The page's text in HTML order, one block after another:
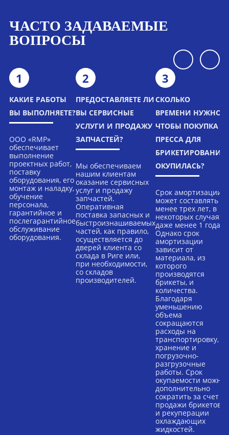
ЧАСТО ЗАДАВАЕМЫЕ
ВОПРОСЫ
1
КАКИЕ РАБОТЫ
ВЫ ВЫПОЛНЯЕТЕ?
ООО «RMP»
обеспечивает
выполнение
проектных работ,
поставку
оборудования, его
монтаж и наладку,
обучение
персонала,
гарантийное и
послегарантийное
обслуживание
оборудования.
2
ПРЕДОСТАВЛЯЕТЕ ЛИ
ВЫ СЕРВИСНЫЕ
УСЛУГИ И ПРОДАЖУ
ЗАПЧАСТЕЙ?
Мы обеспечиваем
нашим клиентам
оказание сервисных
услуг и продажу
запчастей.
Оперативная
поставка запасных и
быстроизнашиваемых
частей, как правило,
осуществляется до
дверей клиента со
склада в Риге или,
при необходимости,
со складов
производителей.
3
СКОЛЬКО
ВРЕМЕНИ НУЖНО,
ЧТОБЫ ПОКУПКА
ПРЕССА ДЛЯ
БРИКЕТИРОВАНИЯ
ОКУПИЛАСЬ?
Срок амортизации
может составлять
менее трех лет, в
некоторых случаях
даже менее 1 года.
Однако срок
амортизации
зависит от
материала, из
которого
производятся
брикеты, и
количества.
Благодаря
уменьшению
объема
сокращаются
расходы на
транспортировку,
хранение и
погрузочно-
разгрузочные
работы. Срок
окупаемости можно
дополнительно
сократить за счет
продажи брикетов
и рекуперации
охлаждающих
жидкостей.